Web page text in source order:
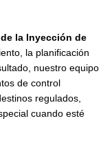
la Inyección de
la planificación
nuestro equipo
de control
regulados,
cuando esté